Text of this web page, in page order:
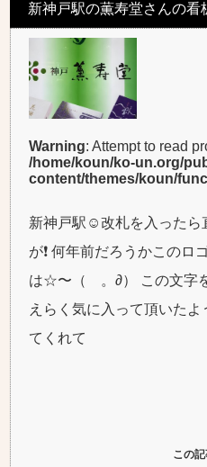
新神戸駅の薫寿堂さんの看
Warning: Attempt to read
/home/koun/ko-un.org/
content/themes/koun/
新神戸駅☺改札を入ったら
が❗ 何年前だろうかこの
は☆〜（ゝ。∂） この文字
えらく気に入って頂いた
てくれて
この